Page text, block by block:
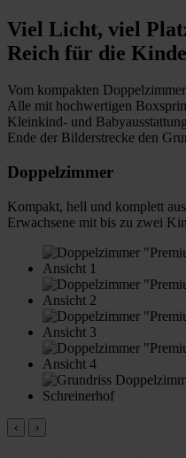
Viel Licht, viel
Reich für die
Vom kompakten
Alle mit hochwertigen
Kleinkind- und
Ende der Bilderstrecke den
Doppelzimmer
Kompakt, hell und komplett
Erwachsene mit bis zu zwei
‹ ›